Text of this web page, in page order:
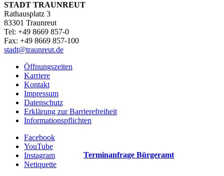
STADT TRAUNREUT
Rathausplatz 3
83301 Traunreut
Tel: +49 8669 857-0
Fax: +49 8669 857-100
stadt@traunreut.de
Öffnungszeiten
Karriere
Kontakt
Impressum
Datenschutz
Erklärung zur Barrierefreiheit
Informationspflichten
Facebook
YouTube
Instagram
Netiquette
Terminanfrage Bürgeramt